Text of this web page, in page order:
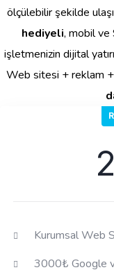
ölçülebilir şekilde
hediyeli, mobil ve
işletmenizin dijital
Web sitesi + reklam
Kurumsal Web
3000₺ Google